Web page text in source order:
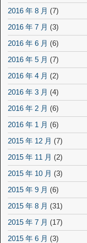
2016 年 8 月 (7)
2016 年 7 月 (3)
2016 年 6 月 (6)
2016 年 5 月 (7)
2016 年 4 月 (2)
2016 年 3 月 (4)
2016 年 2 月 (6)
2016 年 1 月 (6)
2015 年 12 月 (7)
2015 年 11 月 (2)
2015 年 10 月 (3)
2015 年 9 月 (6)
2015 年 8 月 (31)
2015 年 7 月 (17)
2015 年 6 月 (3)